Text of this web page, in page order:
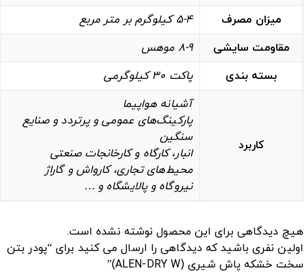
میزان مصرف
5-4 کیلوگرم بر متر مربع
مقاومت سایشی
8-9 موهس
بسته بندی
پاکت 30 کیلوگرمی
کاربرد
آشیانه هواپیما
پارکینگ‌های عمومی و پرتردد و صنایع
سنگین
انبار، کارگاه و کارخانجات صنعتی
محیط‌های تجاری، کارواش و گاراژ
نیروگاه‌ و پالایشگاه‌ و …
هیچ دیدگاهی برای این محصول نوشته نشده است.
اولین نفری باشید که دیدگاهی را ارسال می کنید برای “پودر بتن
سخت خشکه پاش شیری (ALEN-DRY W)”